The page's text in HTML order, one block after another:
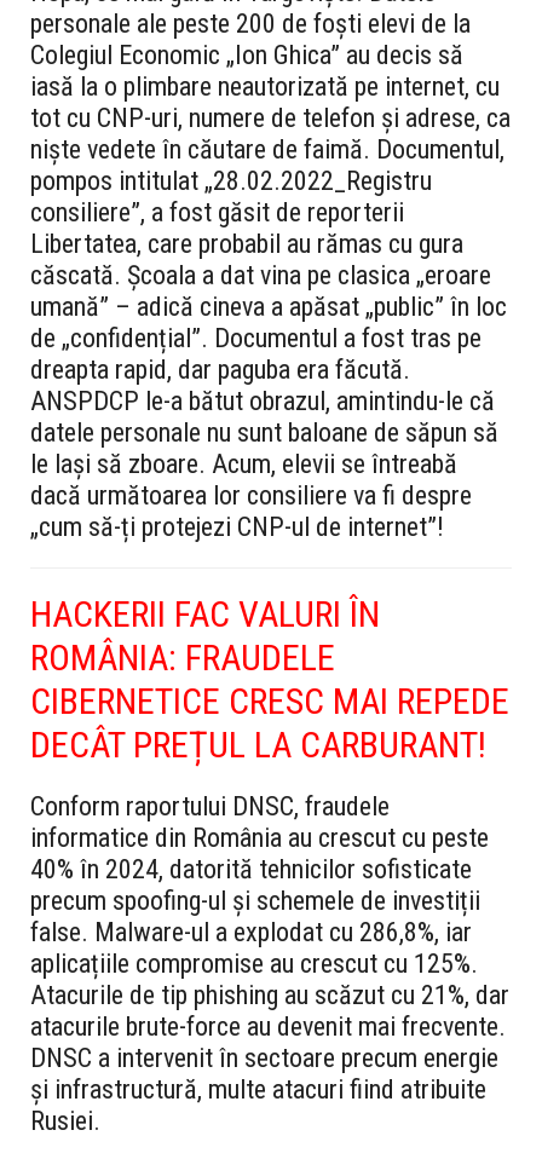
personale ale peste 200 de foști elevi de la
Colegiul Economic „Ion Ghica” au decis să
iasă la o plimbare neautorizată pe internet, cu
tot cu CNP-uri, numere de telefon și adrese, ca
niște vedete în căutare de faimă. Documentul,
pompos intitulat „28.02.2022_Registru
consiliere”, a fost găsit de reporterii
Libertatea, care probabil au rămas cu gura
căscată. Școala a dat vina pe clasica „eroare
umană” – adică cineva a apăsat „public” în loc
de „confidențial”. Documentul a fost tras pe
dreapta rapid, dar paguba era făcută.
ANSPDCP le-a bătut obrazul, amintindu-le că
datele personale nu sunt baloane de săpun să
le lași să zboare. Acum, elevii se întreabă
dacă următoarea lor consiliere va fi despre
„cum să-ți protejezi CNP-ul de internet”!
HACKERII FAC VALURI ÎN
ROMÂNIA: FRAUDELE
CIBERNETICE CRESC MAI REPEDE
DECÂT PREȚUL LA CARBURANT!
Conform raportului DNSC, fraudele
informatice din România au crescut cu peste
40% în 2024, datorită tehnicilor sofisticate
precum spoofing-ul și schemele de investiții
false. Malware-ul a explodat cu 286,8%, iar
aplicațiile compromise au crescut cu 125%.
Atacurile de tip phishing au scăzut cu 21%, dar
atacurile brute-force au devenit mai frecvente.
DNSC a intervenit în sectoare precum energie
și infrastructură, multe atacuri fiind atribuite
Rusiei.